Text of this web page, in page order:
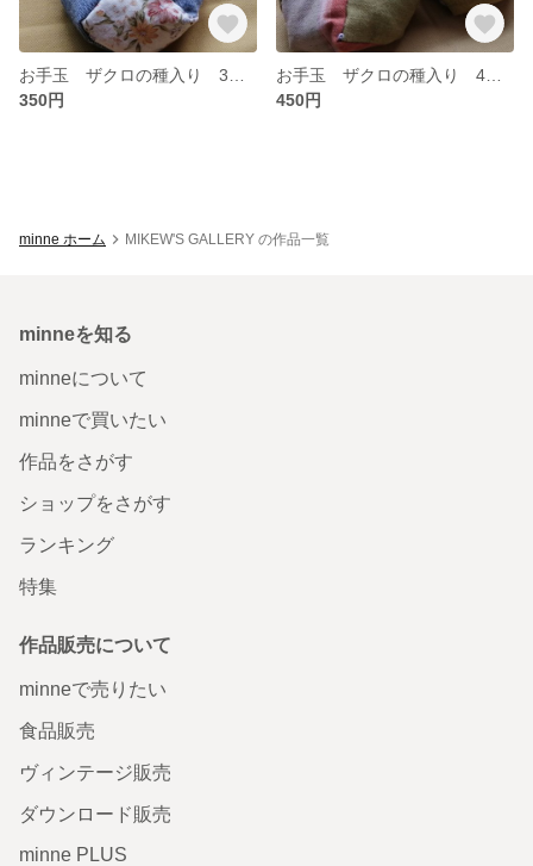
350円
450円
minne ホーム MIKEW'S GALLERY の作品一覧
minneを知る
minneについて
minneで買いたい
作品をさがす
ショップをさがす
ランキング
特集
作品販売について
minneで売りたい
食品販売
ヴィンテージ販売
ダウンロード販売
minne PLUS